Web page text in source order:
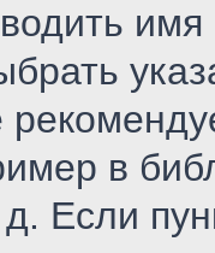
в
д. Если